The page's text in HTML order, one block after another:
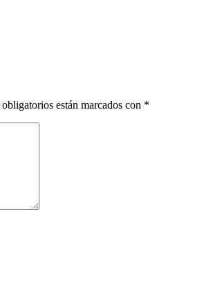
están marcados con *